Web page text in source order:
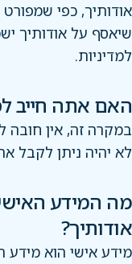
אודותיך, כפי
שיאסף על אודותיך
למדיניות.
האם אתה חייב
במקרה זה, אין
לא יהיה ניתן לקבל
מה המידע
אודותיך?
מידע אישי הוא מידע